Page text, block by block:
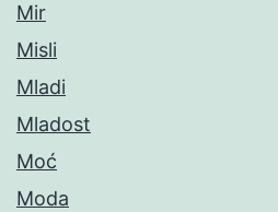
Mir
Misli
Mladi
Mladost
Moć
Moda